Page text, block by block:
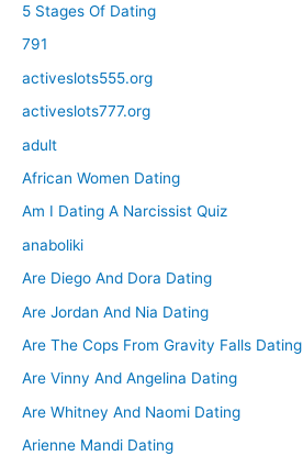
5 Stages Of Dating
791
activeslots555.org
activeslots777.org
adult
African Women Dating
Am I Dating A Narcissist Quiz
anaboliki
Are Diego And Dora Dating
Are Jordan And Nia Dating
Are The Cops From Gravity Falls Dating
Are Vinny And Angelina Dating
Are Whitney And Naomi Dating
Arienne Mandi Dating